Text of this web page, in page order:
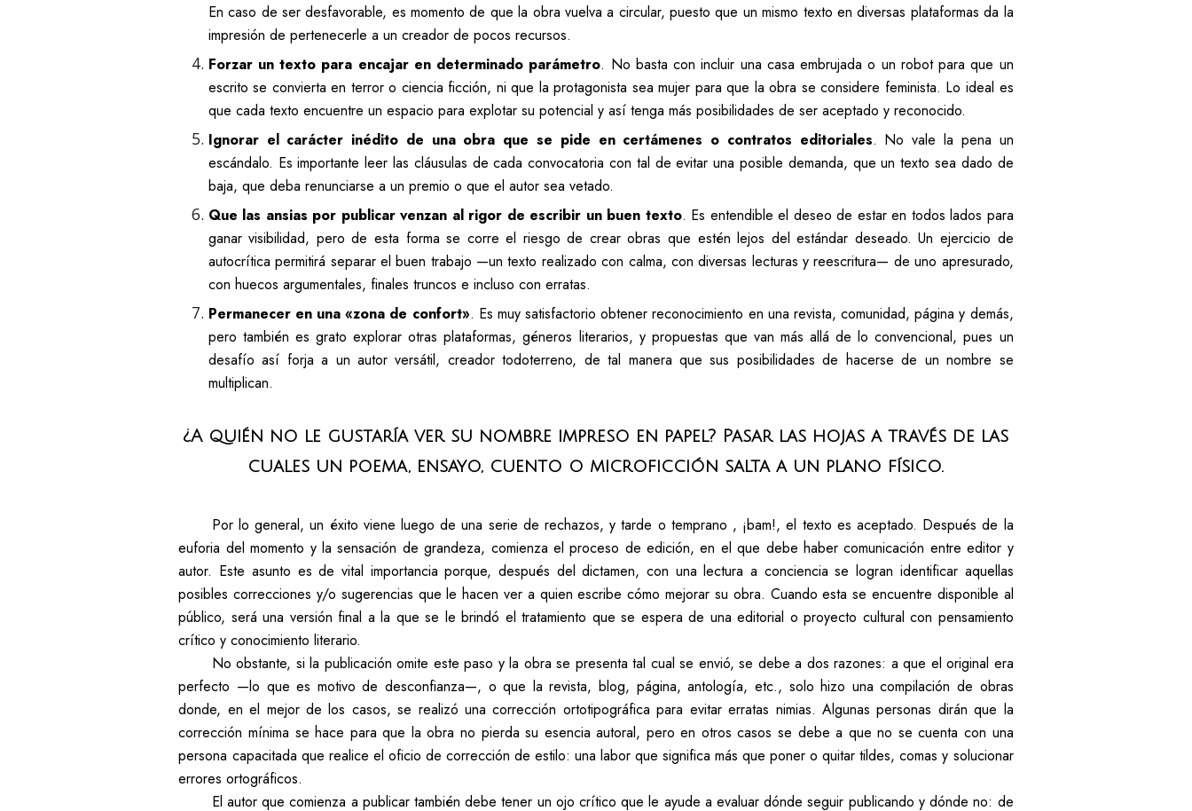
En caso de ser desfavorable, es momento de que la obra vuelva a circular, puesto que un mismo texto en diversas plataformas da la
impresión de pertenecerle a un creador de pocos recursos.
Forzar un texto para encajar en determinado parámetro. No basta con incluir una casa embrujada o un robot para que un
escrito se convierta en terror o ciencia ficción, ni que la protagonista sea mujer para que la obra se considere feminista. Lo ideal es
que cada texto encuentre un espacio para explotar su potencial y así tenga más posibilidades de ser aceptado y reconocido.
Ignorar el carácter inédito de una obra que se pide en certámenes o contratos editoriales. No vale la pena un
escándalo. Es importante leer las cláusulas de cada convocatoria con tal de evitar una posible demanda, que un texto sea dado de
baja, que deba renunciarse a un premio o que el autor sea vetado.
Que las ansias por publicar venzan al rigor de escribir un buen texto. Es entendible el deseo de estar en todos lados para
ganar visibilidad, pero de esta forma se corre el riesgo de crear obras que estén lejos del estándar deseado. Un ejercicio de
autocrítica permitirá separar el buen trabajo —un texto realizado con calma, con diversas lecturas y reescritura— de uno apresurado,
con huecos argumentales, finales truncos e incluso con erratas.
Permanecer en una «zona de confort». Es muy satisfactorio obtener reconocimiento en una revista, comunidad, página y demás,
pero también es grato explorar otras plataformas, géneros literarios, y propuestas que van más allá de lo convencional, pues un
desafío así forja a un autor versátil, creador todoterreno, de tal manera que sus posibilidades de hacerse de un nombre se
multiplican.
¿A quién no le gustaría ver su nombre impreso en papel? Pasar las hojas a través de las
cuales un poema, ensayo, cuento o microficción salta a un plano físico.
Por lo general, un éxito viene luego de una serie de rechazos, y tarde o temprano , ¡bam!, el texto es aceptado. Después de la
euforia del momento y la sensación de grandeza, comienza el proceso de edición, en el que debe haber comunicación entre editor y
autor. Este asunto es de vital importancia porque, después del dictamen, con una lectura a conciencia se logran identificar aquellas
posibles correcciones y/o sugerencias que le hacen ver a quien escribe cómo mejorar su obra. Cuando esta se encuentre disponible al
público, será una versión final a la que se le brindó el tratamiento que se espera de una editorial o proyecto cultural con pensamiento
crítico y conocimiento literario.
No obstante, si la publicación omite este paso y la obra se presenta tal cual se envió, se debe a dos razones: a que el original era
perfecto —lo que es motivo de desconfianza—, o que la revista, blog, página, antología, etc., solo hizo una compilación de obras
donde, en el mejor de los casos, se realizó una corrección ortotipográfica para evitar erratas nimias. Algunas personas dirán que la
corrección mínima se hace para que la obra no pierda su esencia autoral, pero en otros casos se debe a que no se cuenta con una
persona capacitada que realice el oficio de corrección de estilo: una labor que significa más que poner o quitar tildes, comas y solucionar
errores ortográficos.
El autor que comienza a publicar también debe tener un ojo crítico que le ayude a evaluar dónde seguir publicando y dónde no: de